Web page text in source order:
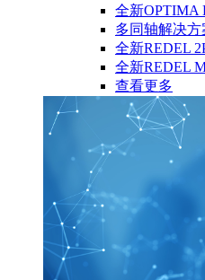
全新OPTIMA
多同轴解决方
全新REDEL
全新REDEL
查看更多